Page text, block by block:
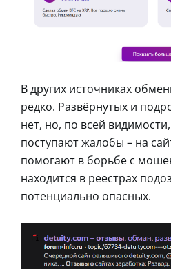
В других источниках
редко. Развёрнутых и
нет, но, по всей
поступают жалобы – на
помогают в борьбе с
находится в реестрах
потенциально опасных.